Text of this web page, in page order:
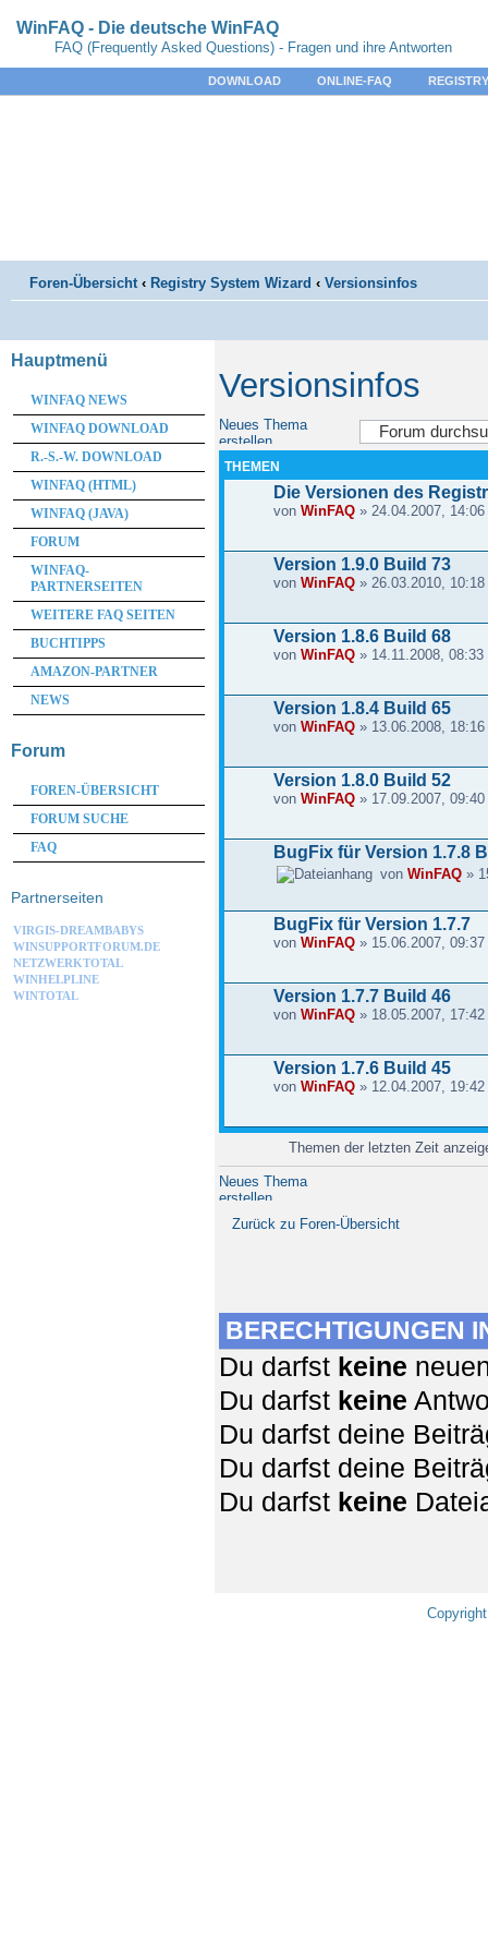
WinFAQ - Die deutsche WinFAQ
FAQ (Frequently Asked Questions) - Fragen und ihre Antworten
DOWNLOAD ONLINE-FAQ
Foren-Übersicht ‹ Registry System Wizard ‹ Versionsinfos
Versionsinfos
Neues Thema
erstellen
THEMEN
Die Versionen des
von WinFAQ» 24.04.2007, 14:06
Version 1.9.0 Build 73
von WinFAQ» 26.03.2010, 10:18
Version 1.8.6 Build 68
von WinFAQ» 14.11.2008, 08:33
Version 1.8.4 Build 65
von WinFAQ» 13.06.2008, 18:16
Version 1.8.0 Build 52
von WinFAQ» 17.09.2007, 09:40
BugFix für Version 1.7.8
von WinFAQ»
BugFix für Version 1.7.7
von WinFAQ» 15.06.2007, 09:37
Version 1.7.7 Build 46
von WinFAQ» 18.05.2007, 17:42
Version 1.7.6 Build 45
von WinFAQ» 12.04.2007, 19:42
Themen der letzten Zeit
Neues Thema
erstellen
Zurück zu Foren-Übersicht
BERECHTIGUNGEN
Du darfst keine
Du darfst keine
Du darfst deine
Du darfst deine
Du darfst keine
Hauptmenü
WINFAQ NEWS
WINFAQ DOWNLOAD
R.-S.-W. DOWNLOAD
WINFAQ (HTML)
WINFAQ (JAVA)
FORUM
WINFAQ-
PARTNERSEITEN
WEITERE FAQ SEITEN
BUCHTIPPS
AMAZON-PARTNER
NEWS
Forum
FOREN-ÜBERSICHT
FORUM SUCHE
FAQ
Partnerseiten
VIRGIS-DREAMBABYS
WINSUPPORTFORUM.DE
NETZWERKTOTAL
WINHELPLINE
WINTOTAL